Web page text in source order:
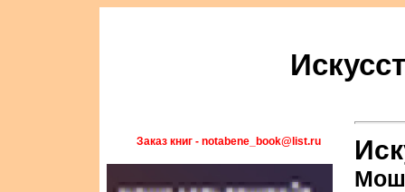
Заказ книг - notabene_book@list.ru